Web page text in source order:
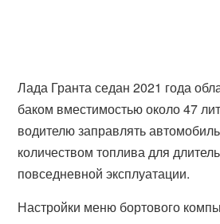
Лада Гранта седан 2021 года
баком вместимостью около 47
водителю заправлять
количеством топлива для
повседневной эксплуатации.
Настройки меню бортового